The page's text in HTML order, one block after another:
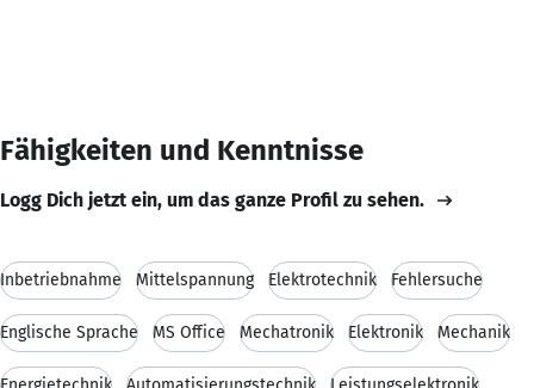
Fähigkeiten und Kenntnisse
Logg Dich jetzt ein, um das ganze Profil zu sehen.
Inbetriebnahme Mittelspannung Elektrotechnik Fehlersuche
Englische Sprache MS Office Mechatronik Elektronik Mechanik